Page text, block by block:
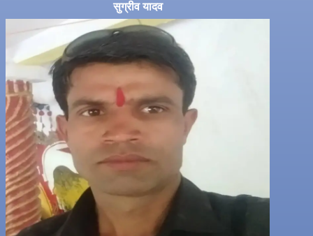
सुग्रीव यादव